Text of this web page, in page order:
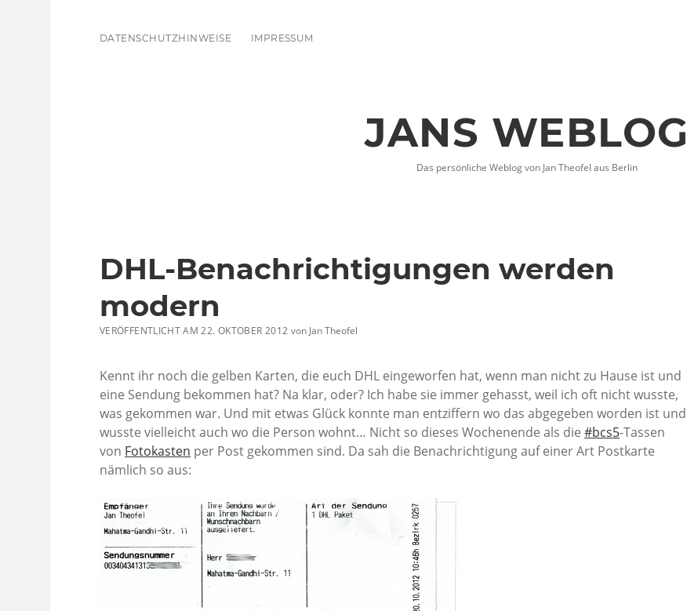
DATENSCHUTZHINWEISE IMPRESSUM
JANS WEBLOG
Das persönliche Weblog von Jan Theofel aus Berlin
DHL-Benachrichtigungen werden
modern
VERÖFFENTLICHT AM 22. OKTOBER 2012 vonJan Theofel
Kennt ihr noch die gelben Karten, die euch DHL eingeworfen hat, wenn man nicht zu Hause ist und
eine Sendung bekommen hat? Na klar, oder? Ich habe sie immer gehasst, weil ich oft nicht wusste,
was gekommen war. Und mit etwas Glück konnte man entziffern wo das abgegeben worden ist und
wusste vielleicht auch wo die Person wohnt… Nicht so dieses Wochenende als die #bcs5-Tassen
von Fotokasten per Post gekommen sind. Da sah die Benachrichtigung auf einer Art Postkarte
nämlich so aus: